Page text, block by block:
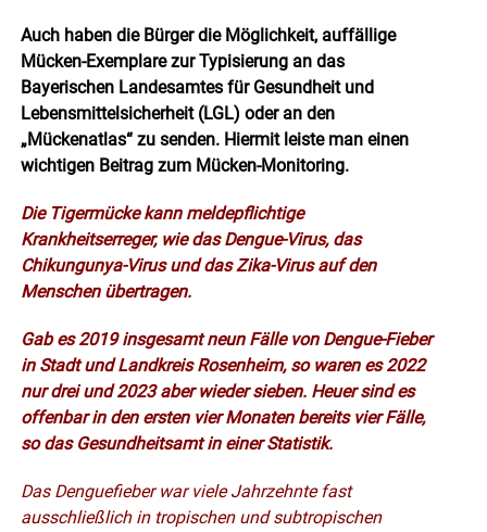
Auch haben die Bürger die Möglichkeit, auffällige
Mücken-Exemplare zur Typisierung an das
Bayerischen Landesamtes für Gesundheit und
Lebensmittelsicherheit (LGL) oder an den
„Mückenatlas“ zu senden. Hiermit leiste man einen
wichtigen Beitrag zum Mücken-Monitoring.
Die Tigermücke kann meldepflichtige
Krankheitserreger, wie das Dengue-Virus, das
Chikungunya-Virus und das Zika-Virus auf den
Menschen übertragen.
Gab es 2019 insgesamt neun Fälle von Dengue-Fieber
in Stadt und Landkreis Rosenheim, so waren es 2022
nur drei und 2023 aber wieder sieben. Heuer sind es
offenbar in den ersten vier Monaten bereits vier Fälle,
so das Gesundheitsamt in einer Statistik.
Das Denguefieber war viele Jahrzehnte fast
ausschließlich in tropischen und subtropischen